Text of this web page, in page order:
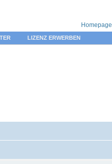
Homepage
LIZENZ ERWERBEN